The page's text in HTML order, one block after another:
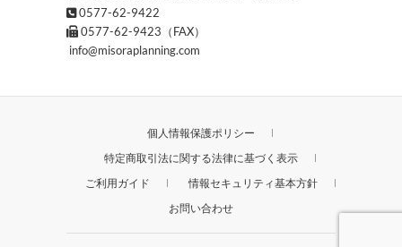
0577-62-9422
0577-62-9423（FAX）
info@misoraplanning.com
個人情報保護ポリシー
特定商取引法に関する法律に基づく表示
ご利用ガイド
情報セキュリティ基本方針
お問い合わせ